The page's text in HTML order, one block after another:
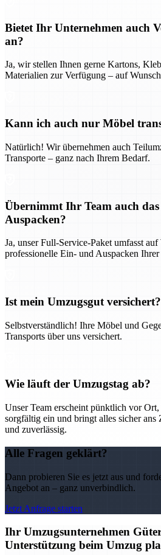
Bietet Ihr Unternehmen auch
an?
Ja, wir stellen Ihnen gerne Kartons,
Materialien zur Verfügung – auf
Kann ich auch nur Möbel
Natürlich! Wir übernehmen auch
Transporte – ganz nach Ihrem Bedarf.
Übernimmt Ihr Team auch
Auspacken?
Ja, unser Full-Service-Paket umfasst auf
professionelle Ein- und Auspacken
Ist mein Umzugsgut versichert?
Selbstverständlich! Ihre Möbel und
Transports über uns versichert.
Wie läuft der Umzugstag ab?
Unser Team erscheint pünktlich vor
sorgfältig ein und bringt alles sicher ans
und zuverlässig.
Alle Fragen geklärt?
Dann probieren Sie es jetzt aus und
Angebot an – ganz unverbindlich.
Jetzt Anfrage starten
Ihr Umzugsunternehmen
Unterstützung beim Umzug